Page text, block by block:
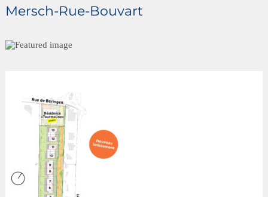
Mersch-Rue-Bouvart